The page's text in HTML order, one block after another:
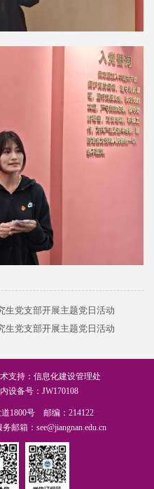
生党支部开展主题党日活动
生党支部开展主题党日活动
支持：信息化建设管理处
设备号：JW170108
1800号 邮编：214122
箱：see@jiangnan.edu.cn